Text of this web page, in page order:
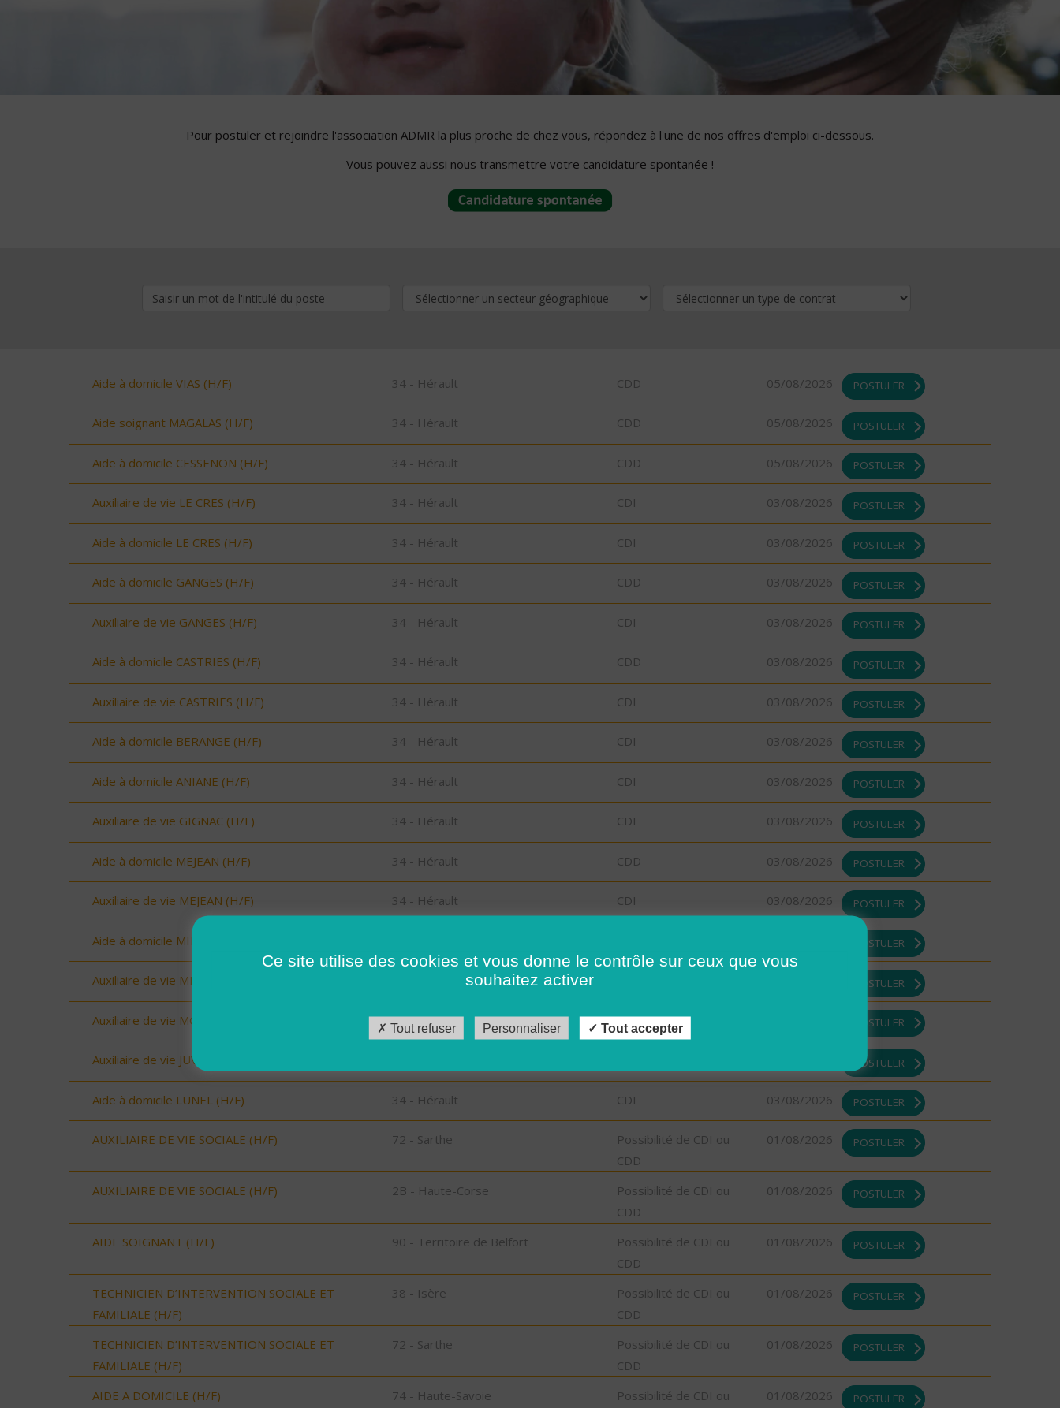
Pour postuler et rejoindre l'association ADMR la plus proche de chez vous, répondez à l'une de nos offres d'emploi ci-dessous.
Vous pouvez aussi nous transmettre votre candidature spontanée !
Aide à domicile VIAS (H/F) 34 - Hérault CDD 05/08/2026 POSTULER
Aide soignant MAGALAS (H/F) 34 - Hérault CDD 05/08/2026 POSTULER
Aide à domicile CESSENON (H/F) 34 - Hérault CDD 05/08/2026 POSTULER
Auxiliaire de vie LE CRES (H/F) 34 - Hérault CDI 03/08/2026 POSTULER
Aide à domicile LE CRES (H/F) 34 - Hérault CDI 03/08/2026 POSTULER
Aide à domicile GANGES (H/F) 34 - Hérault CDD 03/08/2026 POSTULER
Auxiliaire de vie GANGES (H/F) 34 - Hérault CDI 03/08/2026 POSTULER
Aide à domicile CASTRIES (H/F) 34 - Hérault CDD 03/08/2026 POSTULER
Auxiliaire de vie CASTRIES (H/F) 34 - Hérault CDI 03/08/2026 POSTULER
Aide à domicile BERANGE (H/F) 34 - Hérault CDI 03/08/2026 POSTULER
Aide à domicile ANIANE (H/F) 34 - Hérault CDI 03/08/2026 POSTULER
Auxiliaire de vie GIGNAC (H/F) 34 - Hérault CDI 03/08/2026 POSTULER
Aide à domicile MEJEAN (H/F) 34 - Hérault CDD 03/08/2026 POSTULER
Auxiliaire de vie MEJEAN (H/F) 34 - Hérault CDI 03/08/2026 POSTULER
Aide à domicile MIMOSAS (H/F) POSTULER
Auxiliaire de vie MIMOSAS (H/F) POSTULER
Auxiliaire de vie MONTPELLIER OUEST (H/F) 34 - Hérault CDI POSTULER
Auxiliaire de vie JUVIGNAC (H/F) POSTULER
Aide à domicile LUNEL (H/F) 34 - Hérault CDI 03/08/2026 POSTULER
AUXILIAIRE DE VIE SOCIALE (H/F) 72 - Sarthe
Possibilité de CDI ou
CDD
01/08/2026 POSTULER
AUXILIAIRE DE VIE SOCIALE (H/F) 2B - Haute-Corse
Possibilité de CDI ou
CDD
01/08/2026 POSTULER
AIDE SOIGNANT (H/F) 90 - Territoire de Belfort
Possibilité de CDI ou
CDD
01/08/2026 POSTULER
TECHNICIEN D’INTERVENTION SOCIALE ET
FAMILIALE (H/F)
38 - Isère
Possibilité de CDI ou
CDD
01/08/2026 POSTULER
TECHNICIEN D’INTERVENTION SOCIALE ET
FAMILIALE (H/F)
72 - Sarthe
Possibilité de CDI ou
CDD
01/08/2026 POSTULER
AIDE A DOMICILE (H/F) 74 - Haute-Savoie
Possibilité de CDI ou
01/08/2026 POSTULER
Ce site utilise des cookies et vous donne le contrôle sur ceux que vous
souhaitez activer
Tout refuser Personnaliser Tout accepter